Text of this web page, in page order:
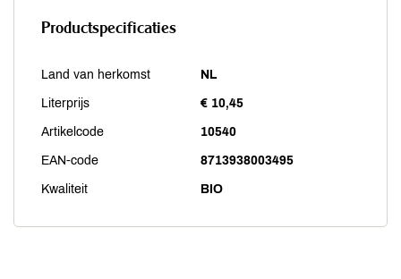
Productspecificaties
Land van herkomst NL
Literprijs € 10,45
Artikelcode 10540
EAN-code 8713938003495
Kwaliteit BIO